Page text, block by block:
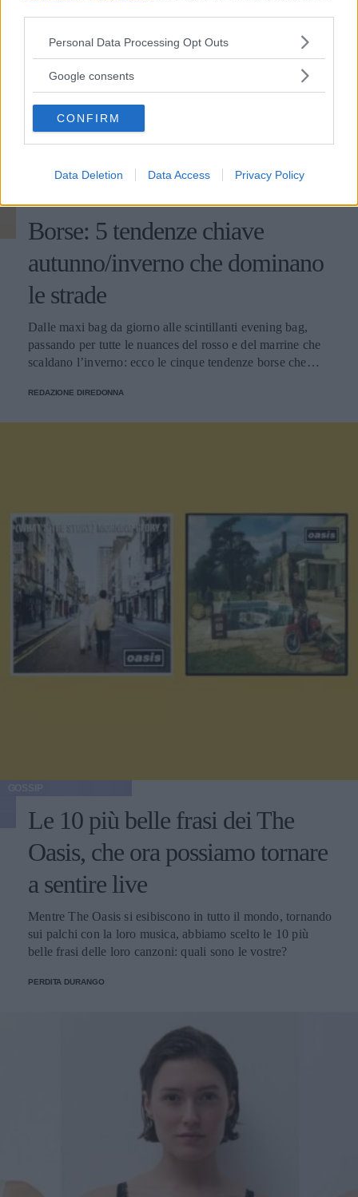
Please note that this website/app uses one or more Google
not limited to your visit or usage behaviour. You may click to
use your data for below specified purposes in below Google
consent section.
Personal Data Processing Opt Outs
Google consents
CONFIRM
Data Deletion Data Access Privacy Policy
Borse: 5 tendenze chiave
autunno/inverno che dominano
le strade
Dalle maxi bag da giorno alle scintillanti evening bag,
passando per tutte le nuances del rosso e del marrine che
scaldano l’inverno: ecco le cinque tendenze borse che
REDAZIONE DIREDONNA
Le 10 più belle frasi dei The
Oasis, che ora possiamo tornare
a sentire live
Mentre The Oasis si esibiscono in tutto il mondo, tornando
sui palchi con la loro musica, abbiamo scelto le 10 più
belle frasi delle loro canzoni: quali sono le vostre?
PERDITA DURANGO